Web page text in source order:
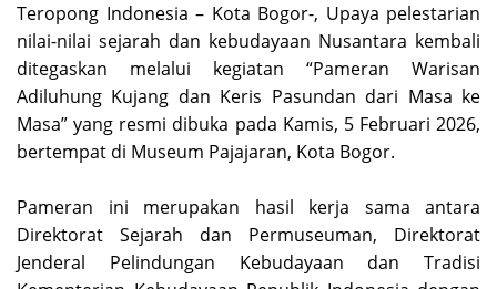
‎Teropong Indonesia – Kota Bogor-, Upaya pelestarian
nilai-nilai sejarah dan kebudayaan Nusantara kembali
ditegaskan melalui kegiatan “Pameran Warisan
Adiluhung Kujang dan Keris Pasundan dari Masa ke
Masa” yang resmi dibuka pada Kamis, 5 Februari 2026,
bertempat di Museum Pajajaran, Kota Bogor.
‎Pameran ini merupakan hasil kerja sama antara
Direktorat Sejarah dan Permuseuman, Direktorat
Jenderal Pelindungan Kebudayaan dan Tradisi